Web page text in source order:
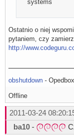
systems
Ostatnio o niej
pytaniem, czy
http://
obshutdown -
Offline
2011-03-24
ba10 -